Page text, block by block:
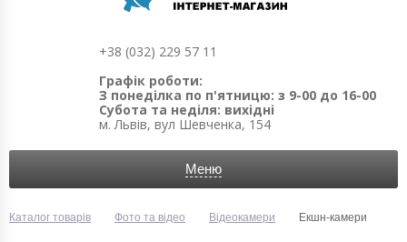
+38 (032) 229 57 11
Графік роботи:
З понеділка по п'ятницю: з 9-00 до 16-00
Субота та неділя: вихідні
м. Львів, вул Шевченка, 154
Меню
Каталог товарів Фото та відео Відеокамери Екшн-камери